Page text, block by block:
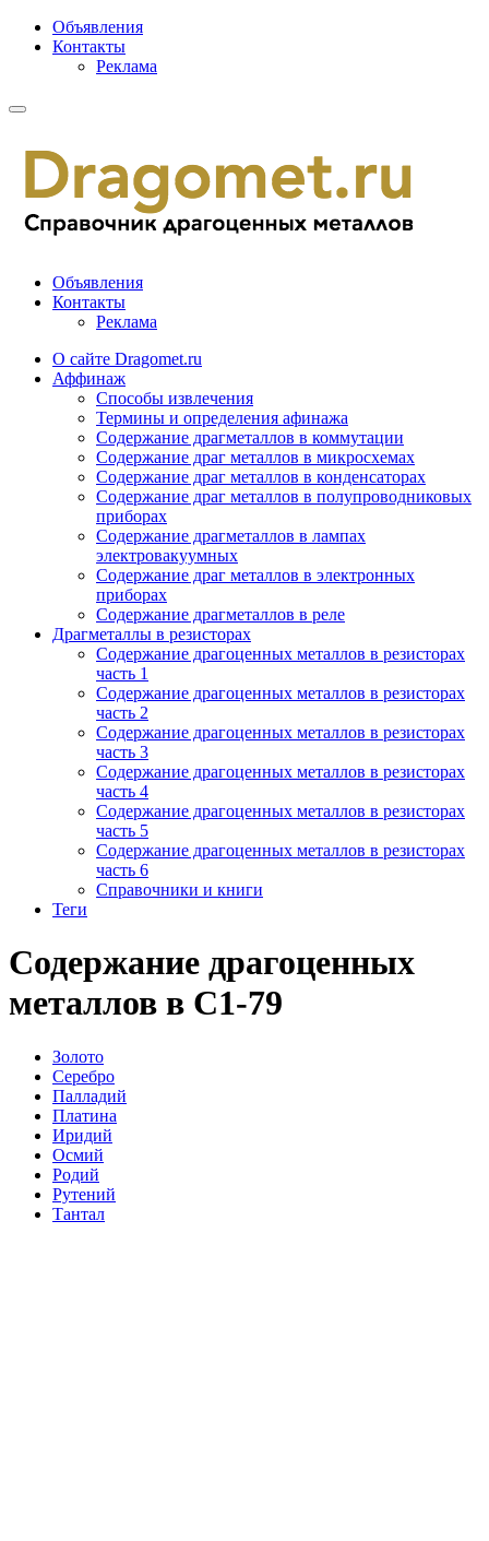
Объявления
Контакты
Реклама
Объявления
Контакты
Реклама
О сайте Dragomet.ru
Аффинаж
Способы извлечения
Термины и определения афинажа
Содержание драгметаллов в коммутации
Содержание драг металлов в микросхемах
Содержание драг металлов в конденсаторах
Содержание драг металлов в полупроводниковых
приборах
Содержание драгметаллов в лампах
электровакуумных
Содержание драг металлов в электронных
приборах
Содержание драгметаллов в реле
Драгметаллы в резисторах
Содержание драгоценных металлов в резисторах
часть 1
Содержание драгоценных металлов в резисторах
часть 2
Содержание драгоценных металлов в резисторах
часть 3
Содержание драгоценных металлов в резисторах
часть 4
Содержание драгоценных металлов в резисторах
часть 5
Содержание драгоценных металлов в резисторах
часть 6
Справочники и книги
Теги
Содержание драгоценных
металлов в С1-79
Золото
Серебро
Палладий
Платина
Иридий
Осмий
Родий
Рутений
Тантал